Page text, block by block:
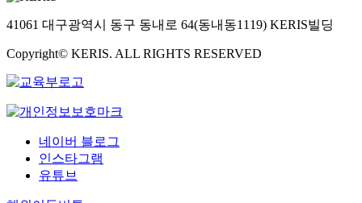
41061 대구광역시 동구 동내로 64(동내동1119) KERIS빌딩
Copyright© KERIS. ALL RIGHTS RESERVED
네이버 블로그
인스타그램
유튜브